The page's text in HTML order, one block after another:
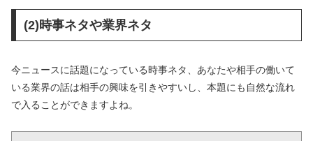
(2)時事ネタや業界ネタ
今ニュースに話題になっている時事ネタ、あなたや相手の働いて
いる業界の話は相手の興味を引きやすいし、本題にも自然な流れ
で入ることができますよね。